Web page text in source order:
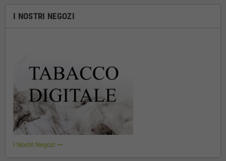
I NOSTRI NEGOZI
I Nostri Negozi trending_flat